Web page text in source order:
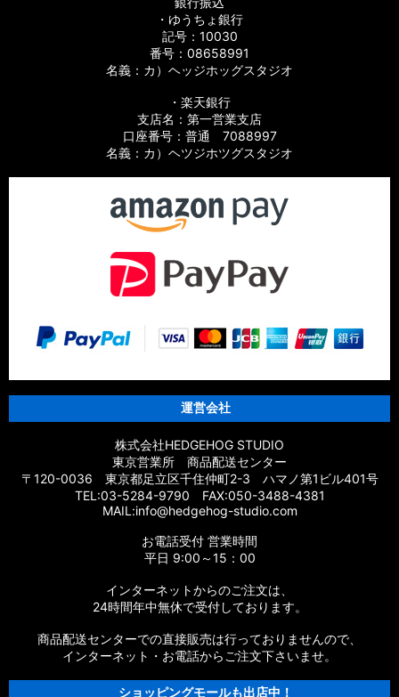
・ゆうちょ銀行
記号：10030
番号：08658991
名義：カ）ヘッジホッグスタジオ
・楽天銀行
支店名：第一営業支店
口座番号：普通 7088997
名義：カ）ヘツジホツグスタジオ
運営会社
株式会社HEDGEHOG STUDIO
東京営業所 商品配送センター
〒120-0036 東京都足立区千住仲町2-3 ハマノ第1ビル401号
TEL:03-5284-9790 FAX:050-3488-4381
MAIL:info@hedgehog-studio.com
お電話受付 営業時間
平日 9:00～15：00
インターネットからのご注文は、
24時間年中無休で受付しております。
商品配送センターでの直接販売は行っておりませんので、
インターネット・お電話からご注文下さいませ。
ショッピングモールも出店中！